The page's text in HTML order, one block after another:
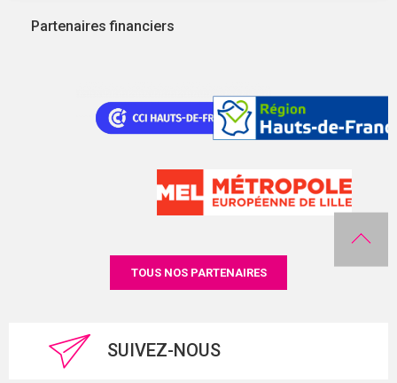
Partenaires financiers
TOUS NOS PARTENAIRES
SUIVEZ-NOUS